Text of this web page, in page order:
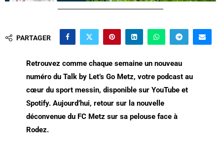
PARTAGER
Retrouvez comme chaque semaine un nouveau
numéro du Talk by Let’s Go Metz, votre podcast au
cœur du sport messin, disponible sur YouTube et
Spotify. Aujourd’hui, retour sur la nouvelle
déconvenue du FC Metz sur sa pelouse face à
Rodez.